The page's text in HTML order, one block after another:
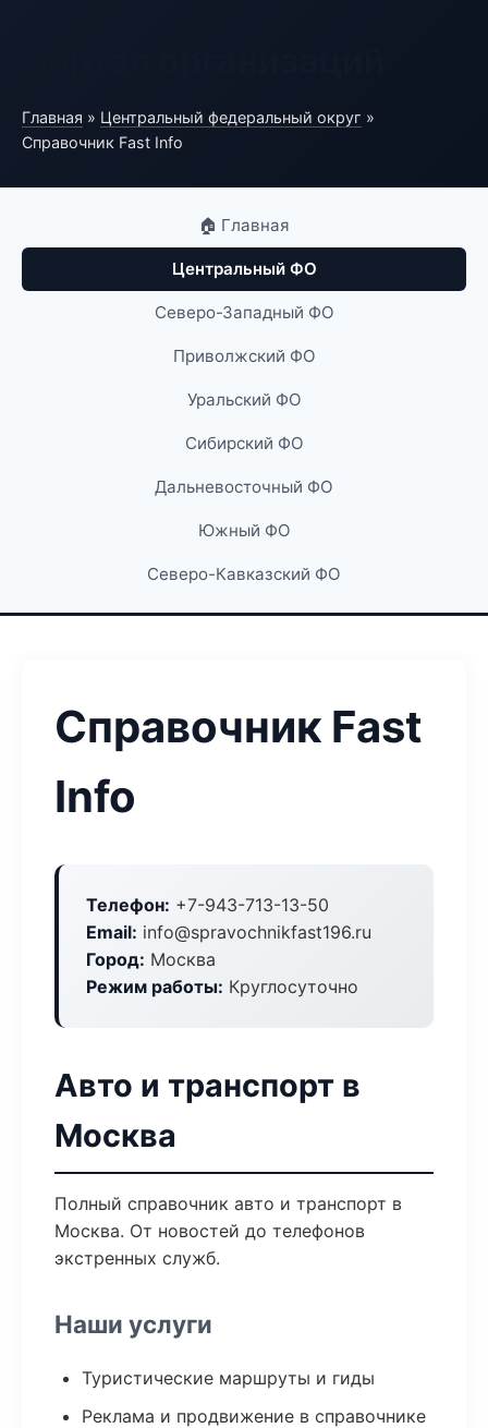
Главная » Центральный федеральный округ »
Справочник Fast Info
🏠 Главная
Центральный ФО
Северо-Западный ФО
Приволжский ФО
Уральский ФО
Сибирский ФО
Дальневосточный ФО
Южный ФО
Северо-Кавказский ФО
Справочник Fast
Info
Телефон: +7-943-713-13-50
Email: info@spravochnikfast196.ru
Город: Москва
Режим работы: Круглосуточно
Авто и транспорт в
Москва
Полный справочник авто и транспорт в
Москва. От новостей до телефонов
экстренных служб.
Наши услуги
Туристические маршруты и гиды
Реклама и продвижение в справочнике